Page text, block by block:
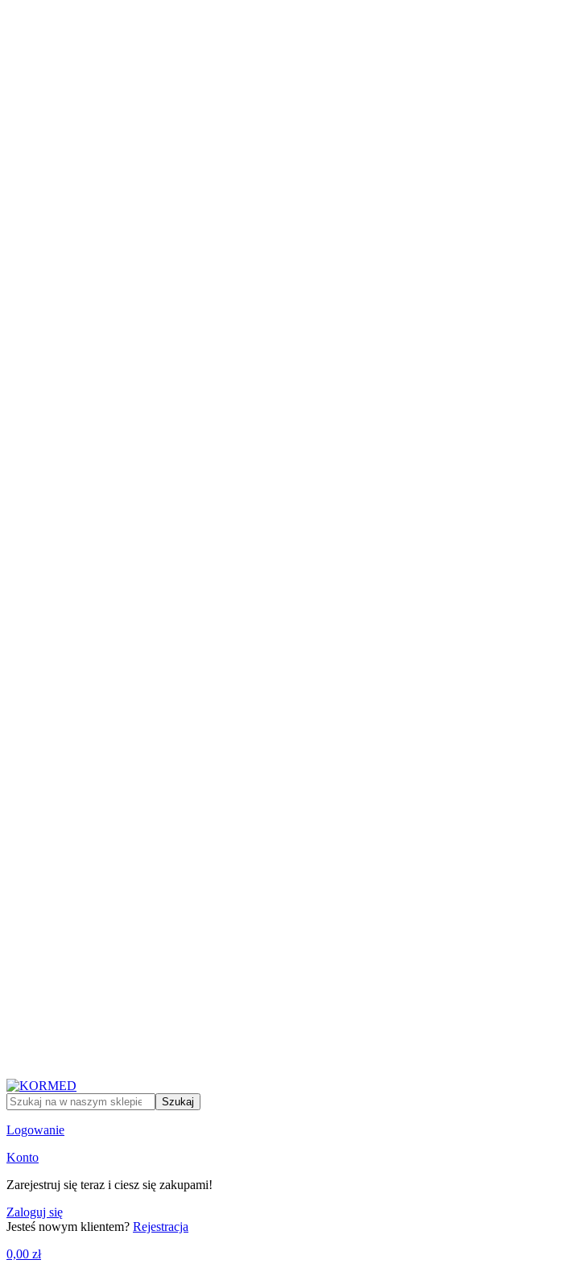
Szukaj
Logowanie
Konto
Zarejestruj się teraz i ciesz się zakupami!
Zaloguj się
Jesteś nowym klientem? Rejestracja
0,00 zł